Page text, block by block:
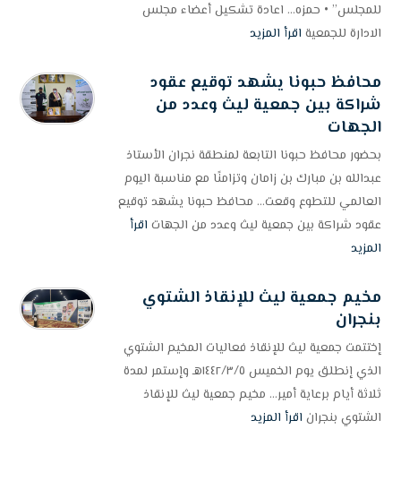
للمجلس” • حمزه... اعادة تشكيل أعضاء مجلس
الادارة للجمعية اقرأ المزيد
محافظ حبونا يشهد توقيع عقود
شراكة بين جمعية ليث وعدد من
الجهات
بحضور محافظ حبونا التابعة لمنطقة نجران الأستاذ
عبدالله بن مبارك بن زامان وتزامنًا مع مناسبة اليوم
العالمي للتطوع وقعت... محافظ حبونا يشهد توقيع
عقود شراكة بين جمعية ليث وعدد من الجهات اقرأ
المزيد
مخيم جمعية ليث للإنقاذ الشتوي
بنجران
إختتمت جمعية ليث للإنقاذ فعاليات المخيم الشتوي
الذي إنطلق يوم الخميس ١٤٤٢/٣/٥هـ وإستمر لمدة
ثلاثة أيام برعاية أمير... مخيم جمعية ليث للإنقاذ
الشتوي بنجران اقرأ المزيد